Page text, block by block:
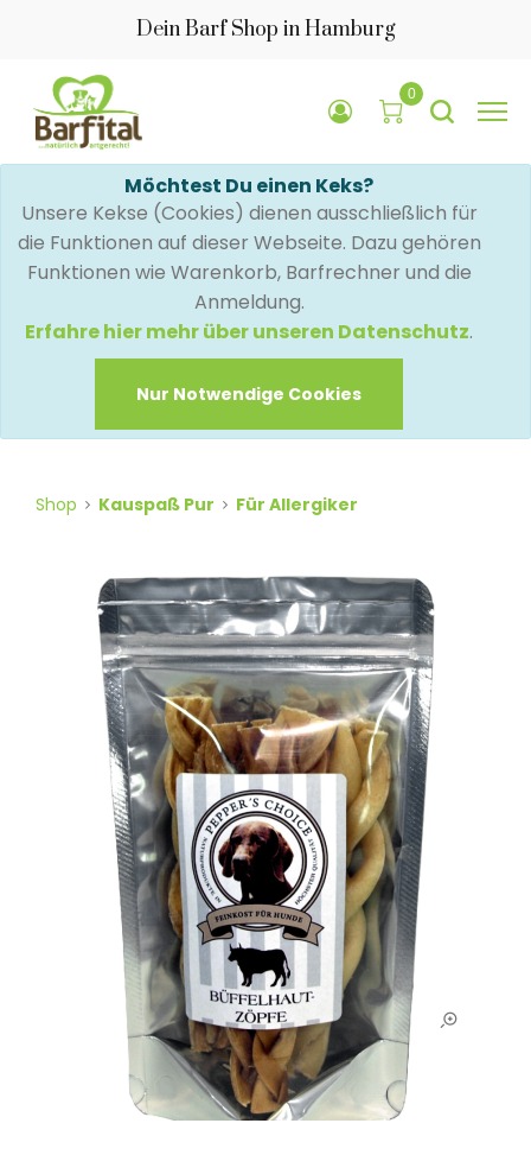
Dein Barf Shop in Hamburg
0
Möchtest Du einen Keks?
Unsere Kekse (Cookies) dienen ausschließlich für
die Funktionen auf dieser Webseite. Dazu gehören
Funktionen wie Warenkorb, Barfrechner und die
Anmeldung.
Erfahre hier mehr über unseren Datenschutz.
Nur Notwendige Cookies
Shop Kauspaß Pur Für Allergiker